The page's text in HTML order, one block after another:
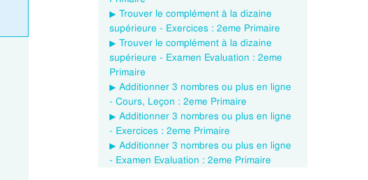
Trouver le complément à la dizaine
supérieure - Exercices : 2eme Primaire
Trouver le complément à la dizaine
supérieure - Examen Evaluation : 2eme
Primaire
Additionner 3 nombres ou plus en ligne
- Cours, Leçon : 2eme Primaire
Additionner 3 nombres ou plus en ligne
- Exercices : 2eme Primaire
Additionner 3 nombres ou plus en ligne
- Examen Evaluation : 2eme Primaire